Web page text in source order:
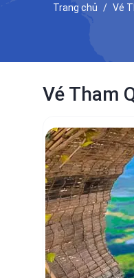
Trang chủ Vé
Vé Tham